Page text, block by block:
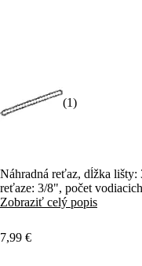
(1)
Náhradná reťaz, dĺžka lišty:
reťaze: 3/8", počet
Zobraziť celý popis
7,99 €